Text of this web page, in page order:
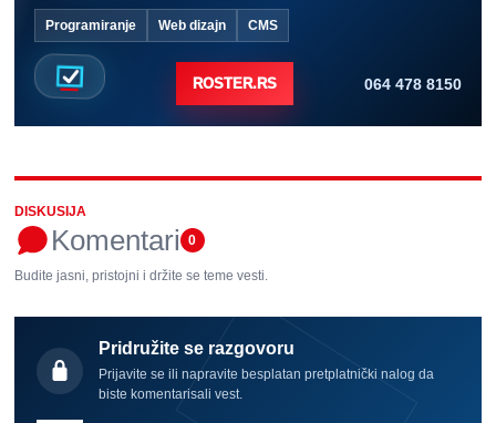
Programiranje Web dizajn CMS
ROSTER.RS 064 478 8150
DISKUSIJA
Komentari 0
Budite jasni, pristojni i držite se teme vesti.
Pridružite se razgovoru
Prijavite se ili napravite besplatan pretplatnički nalog da
biste komentarisali vest.